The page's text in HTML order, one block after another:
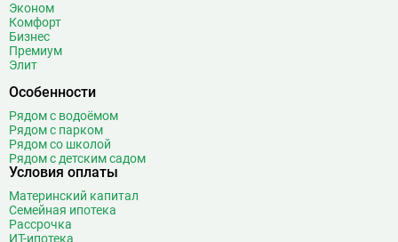
Бульвар Адмирала Ушакова
Бульвар Рокоссовского
Бунинская аллея
Бутырская
В Вавиловская
Варшавская
ВДНХ
Верхние Лихоборы
Эконом
Комфорт
Бизнес
Премиум
Элит
Особенности
Рядом с водоёмом
Рядом с парком
Рядом со школой
Рядом с детским садом
Условия оплаты
Материнский капитал
Семейная ипотека
Рассрочка
ИТ-ипотека